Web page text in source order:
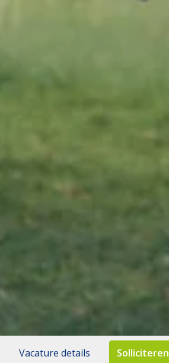
Vacature details Solliciteren